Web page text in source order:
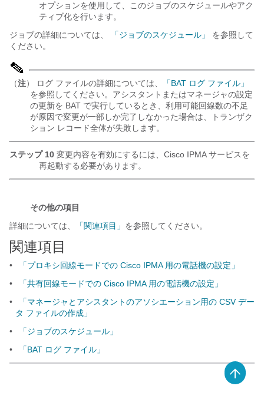
オプションを使用して、このジョブのスケジュールやアク
ティブ化を行います。
ジョブの詳細については、
「ジョブのスケジュール」
を参照して
ください。
（注） ログ ファイルの詳細については、
「BAT ログ ファイル」
を参照してください。アシスタントまたはマネージャの設定
の更新を BAT で実行しているとき、利用可能回線数の不足
が原因で変更が一部しか完了しなかった場合は、トランザク
ション レコード全体が失敗します。
ステップ 10 変更内容を有効にするには、Cisco IPMA サービスを
再起動する必要があります。
その他の項目
詳細については、
「関連項目」 を参照してください。
関連項目
•
「プロキシ回線モードでの Cisco IPMA 用の電話機の設定」
•
「共有回線モードでの Cisco IPMA 用の電話機の設定」
•
「マネージャとアシスタントのアソシエーション用の CSV デー
タ ファイルの作成」
•
「ジョブのスケジュール」
•
「BAT ログ ファイル」